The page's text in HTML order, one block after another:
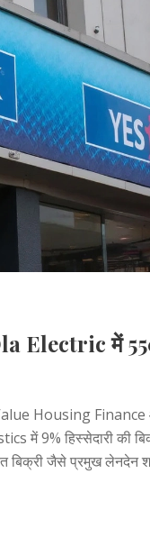
Electric में
Housing
में 9% हिस्सेदारी की
बिक्री जैसे प्रमुख लेनदेन